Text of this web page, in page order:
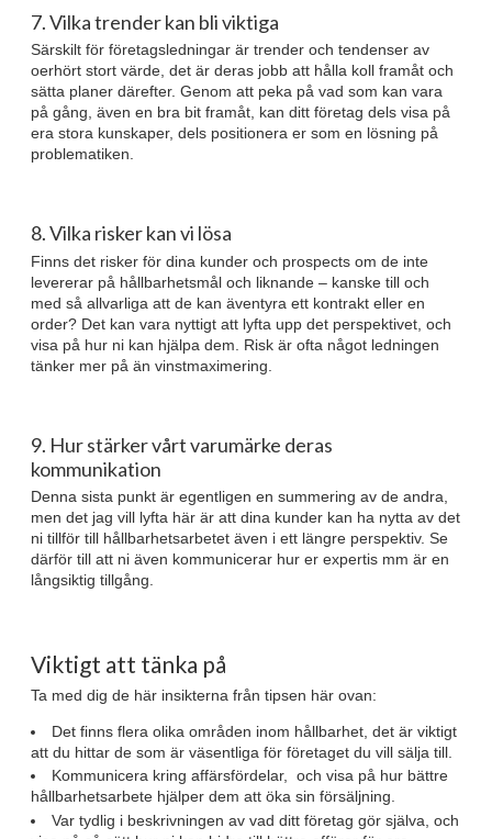
7. Vilka trender kan bli viktiga
Särskilt för företagsledningar är trender och tendenser av
oerhört stort värde, det är deras jobb att hålla koll framåt och
sätta planer därefter. Genom att peka på vad som kan vara
på gång, även en bra bit framåt, kan ditt företag dels visa på
era stora kunskaper, dels positionera er som en lösning på
problematiken.
8. Vilka risker kan vi lösa
Finns det risker för dina kunder och prospects om de inte
levererar på hållbarhetsmål och liknande – kanske till och
med så allvarliga att de kan äventyra ett kontrakt eller en
order? Det kan vara nyttigt att lyfta upp det perspektivet, och
visa på hur ni kan hjälpa dem. Risk är ofta något ledningen
tänker mer på än vinstmaximering.
9. Hur stärker vårt varumärke deras
kommunikation
Denna sista punkt är egentligen en summering av de andra,
men det jag vill lyfta här är att dina kunder kan ha nytta av det
ni tillför till hållbarhetsarbetet även i ett längre perspektiv. Se
därför till att ni även kommunicerar hur er expertis mm är en
långsiktig tillgång.
Viktigt att tänka på
Ta med dig de här insikterna från tipsen här ovan:
Det finns flera olika områden inom hållbarhet, det är viktigt
att du hittar de som är väsentliga för företaget du vill sälja till.
Kommunicera kring affärsfördelar, och visa på hur bättre
hållbarhetsarbete hjälper dem att öka sin försäljning.
Var tydlig i beskrivningen av vad ditt företag gör själva, och